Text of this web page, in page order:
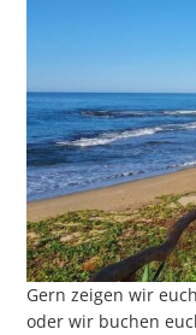
Gern zeigen wir
oder wir buchen